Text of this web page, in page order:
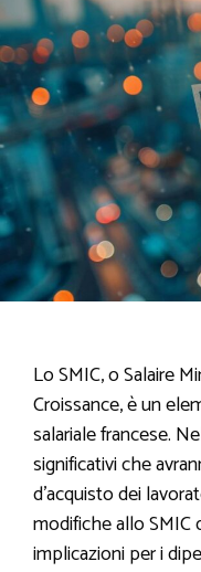
Lo SMIC, o Salaire
Croissance, è un
salariale francese.
significativi che
d’acquisto dei
modifiche allo SMIC
implicazioni per i